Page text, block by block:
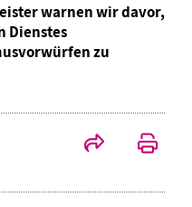
warnen wir davor,
Dienstes
zu